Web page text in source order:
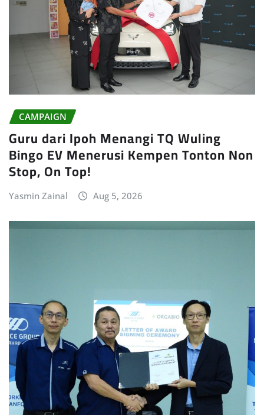
CAMPAIGN
Guru dari Ipoh Menangi TQ Wuling
Bingo EV Menerusi Kempen Tonton Non
Stop, On Top!
Yasmin Zainal Aug 5, 2026